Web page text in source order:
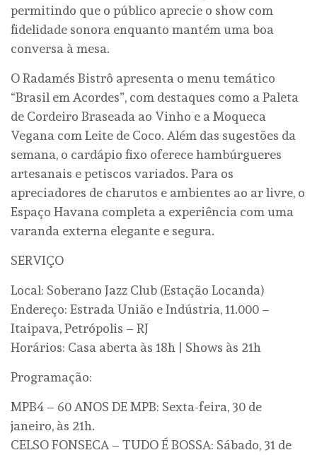
permitindo que o público aprecie o show com
fidelidade sonora enquanto mantém uma boa
conversa à mesa.
O Radamés Bistrô apresenta o menu temático
“Brasil em Acordes”, com destaques como a Paleta
de Cordeiro Braseada ao Vinho e a Moqueca
Vegana com Leite de Coco. Além das sugestões da
semana, o cardápio fixo oferece hambúrgueres
artesanais e petiscos variados. Para os
apreciadores de charutos e ambientes ao ar livre, o
Espaço Havana completa a experiência com uma
varanda externa elegante e segura.
SERVIÇO
Local: Soberano Jazz Club (Estação Locanda)
Endereço: Estrada União e Indústria, 11.000 –
Itaipava, Petrópolis – RJ
Horários: Casa aberta às 18h | Shows às 21h
Programação:
MPB4 – 60 ANOS DE MPB: Sexta-feira, 30 de
janeiro, às 21h.
CELSO FONSECA – TUDO É BOSSA: Sábado, 31 de